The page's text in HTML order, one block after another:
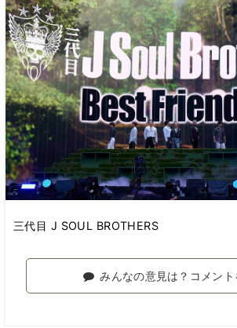
三代目 J SOUL BROTHERS
みんなの意見は？コメント